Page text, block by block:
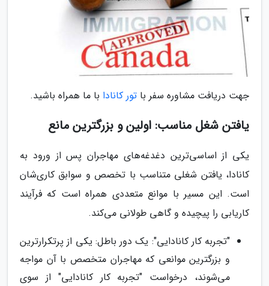
جهت دریافت مشاوره سفر با تور کانادا با ما همراه باشید.
یافتن شغل مناسب: اولین و بزرگترین مانع
یکی از اساسی‌ترین دغدغه‌های مهاجران پس از ورود به
کانادا، یافتن شغلی متناسب با تخصص و سوابق کاری‌شان
است. این مسیر با موانع متعددی همراه است که فرآیند
کاریابی را پیچیده و گاهی طولانی می‌کند.
"تجربه کار کانادایی": یک دور باطل: یکی از پرتکرارترین
و بزرگترین موانعی که مهاجران متخصص با آن مواجه
می‌شوند، درخواست "تجربه کار کانادایی" از سوی